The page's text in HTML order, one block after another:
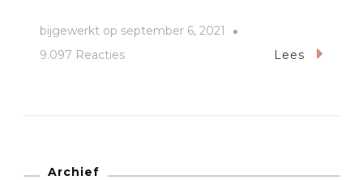
bijgewerkt op september 6, 2021
9.097 Reactiesop
Lees
Archief